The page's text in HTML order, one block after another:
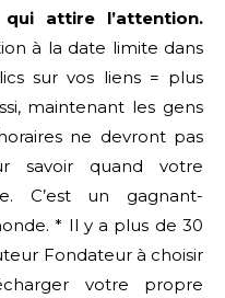
attire l’attention.
à la date limite dans
sur vos liens = plus
maintenant les gens
ne devront pas
savoir quand votre
C’est un gagnant-
* Il y a plus de 30
Fondateur à choisir
votre propre